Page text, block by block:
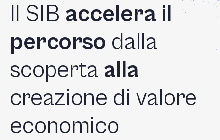
pane
Il SIB accelera il
percorso dalla
scoperta alla
creazione di valore
economico